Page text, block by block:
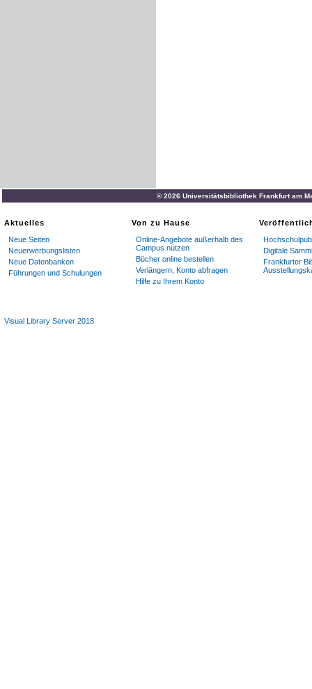
© 2026 Universitätsbibliothek Frankfurt am
Aktuelles
Neue Seiten
Neuerwerbungslisten
Neue Datenbanken
Führungen und Schulungen
Von zu Hause
Online-Angebote außerhalb des
Campus nutzen
Bücher online bestellen
Verlängern, Konto abfragen
Hilfe zu Ihrem Konto
Digitale
Frankfurter
Visual Library Server 2018